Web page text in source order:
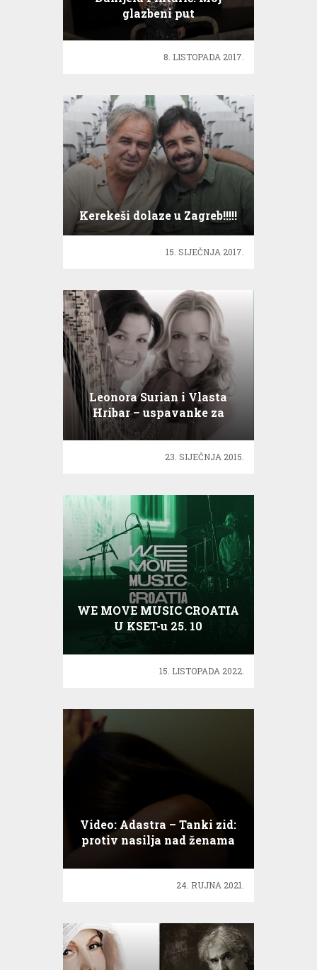
glazbeni put
8. LISTOPADA 2017.
Kerekeši dolaze u Zagreb!!!!!
15. SIJEČNJA 2017.
Leonora Surian i Vlasta
Hribar – uspavanke za
djecu
23. SIJEČNJA 2015.
WE MOVE MUSIC CROATIA
U KSET-u 25. 10
15. LISTOPADA 2022.
Video: Adastra – Tanki zid:
protiv nasilja nad ženama
24. RUJNA 2021.